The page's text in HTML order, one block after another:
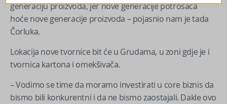
generaciju proizvoda, jer nove generacije potrošača
hoće nove generacije proizvoda – pojasnio nam je tada
Čorluka.
Lokacija nove tvornice bit će u Grudama, u zoni gdje je i
tvornica kartona i omekšivača.
– Vodimo se time da moramo investirati u core biznis da
bismo bili konkurentni i da ne bismo zaostajali. Dakle ovo